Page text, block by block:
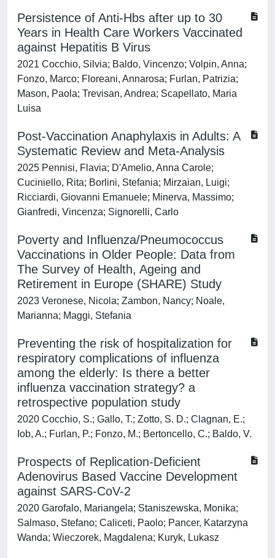
Persistence of Anti-Hbs after up to 30
Years in Health Care Workers Vaccinated
against Hepatitis B Virus
2021 Cocchio, Silvia; Baldo, Vincenzo; Volpin, Anna;
Fonzo, Marco; Floreani, Annarosa; Furlan, Patrizia;
Mason, Paola; Trevisan, Andrea; Scapellato, Maria
Luisa
Post-Vaccination Anaphylaxis in Adults: A
Systematic Review and Meta-Analysis
2025 Pennisi, Flavia; D'Amelio, Anna Carole;
Cuciniello, Rita; Borlini, Stefania; Mirzaian, Luigi;
Ricciardi, Giovanni Emanuele; Minerva, Massimo;
Gianfredi, Vincenza; Signorelli, Carlo
Poverty and Influenza/Pneumococcus
Vaccinations in Older People: Data from
The Survey of Health, Ageing and
Retirement in Europe (SHARE) Study
2023 Veronese, Nicola; Zambon, Nancy; Noale,
Marianna; Maggi, Stefania
Preventing the risk of hospitalization for
respiratory complications of influenza
among the elderly: Is there a better
influenza vaccination strategy? a
retrospective population study
2020 Cocchio, S.; Gallo, T.; Zotto, S. D.; Clagnan, E.;
Iob, A.; Furlan, P.; Fonzo, M.; Bertoncello, C.; Baldo, V.
Prospects of Replication-Deficient
Adenovirus Based Vaccine Development
against SARS-CoV-2
2020 Garofalo, Mariangela; Staniszewska, Monika;
Salmaso, Stefano; Caliceti, Paolo; Pancer, Katarzyna
Wanda; Wieczorek, Magdalena; Kuryk, Lukasz